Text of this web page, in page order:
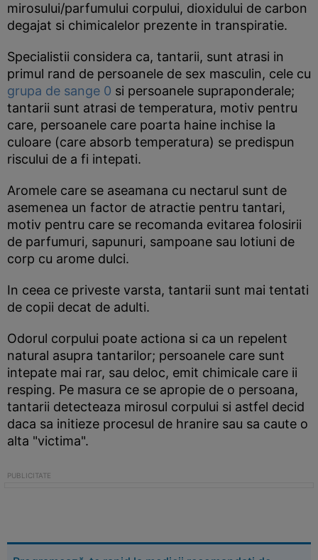
mirosului/parfumului corpului, dioxidului de carbon
degajat si chimicalelor prezente in transpiratie.
Specialistii considera ca, tantarii, sunt atrasi in
primul rand de persoanele de sex masculin, cele cu
grupa de sange 0 si persoanele supraponderale;
tantarii sunt atrasi de temperatura, motiv pentru
care, persoanele care poarta haine inchise la
culoare (care absorb temperatura) se predispun
riscului de a fi intepati.
Aromele care se aseamana cu nectarul sunt de
asemenea un factor de atractie pentru tantari,
motiv pentru care se recomanda evitarea folosirii
de parfumuri, sapunuri, sampoane sau lotiuni de
corp cu arome dulci.
In ceea ce priveste varsta, tantarii sunt mai tentati
de copii decat de adulti.
Odorul corpului poate actiona si ca un repelent
natural asupra tantarilor; persoanele care sunt
intepate mai rar, sau deloc, emit chimicale care ii
resping. Pe masura ce se apropie de o persoana,
tantarii detecteaza mirosul corpului si astfel decid
daca sa initieze procesul de hranire sau sa caute o
alta "victima".